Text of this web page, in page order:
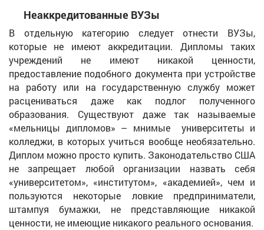
Неаккредитованные ВУЗы
В отдельную категорию следует отнести ВУЗы,
которые не имеют аккредитации. Дипломы таких
учреждений не имеют никакой ценности,
предоставление подобного документа при устройстве
на работу или на государственную службу может
расцениваться даже как подлог полученного
образования. Существуют даже так называемые
«мельницы дипломов» – мнимые университеты и
колледжи, в которых учиться вообще необязательно.
Диплом можно просто купить. Законодательство США
не запрещает любой организации назвать себя
«университетом», «институтом», «академией», чем и
пользуются некоторые ловкие предприниматели,
штампуя бумажки, не представляющие никакой
ценности, не имеющие никакого реального основания.